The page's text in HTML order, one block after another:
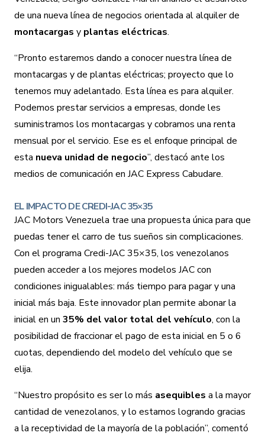
de una nueva línea de negocios orientada al alquiler de
montacargas y plantas eléctricas.
“Pronto estaremos dando a conocer nuestra línea de
montacargas y de plantas eléctricas; proyecto que lo
tenemos muy adelantado. Esta línea es para alquiler.
Podemos prestar servicios a empresas, donde les
suministramos los montacargas y cobramos una renta
mensual por el servicio. Ese es el enfoque principal de
esta nueva unidad de negocio”, destacó ante los
medios de comunicación en JAC Express Cabudare.
EL IMPACTO DE CREDI-JAC 35×35
JAC Motors Venezuela trae una propuesta única para que
puedas tener el carro de tus sueños sin complicaciones.
Con el programa Credi-JAC 35×35, los venezolanos
pueden acceder a los mejores modelos JAC con
condiciones inigualables: más tiempo para pagar y una
inicial más baja. Este innovador plan permite abonar la
inicial en un 35% del valor total del vehículo, con la
posibilidad de fraccionar el pago de esta inicial en 5 o 6
cuotas, dependiendo del modelo del vehículo que se
elija.
“Nuestro propósito es ser lo más asequibles a la mayor
cantidad de venezolanos, y lo estamos logrando gracias
a la receptividad de la mayoría de la población”, comentó